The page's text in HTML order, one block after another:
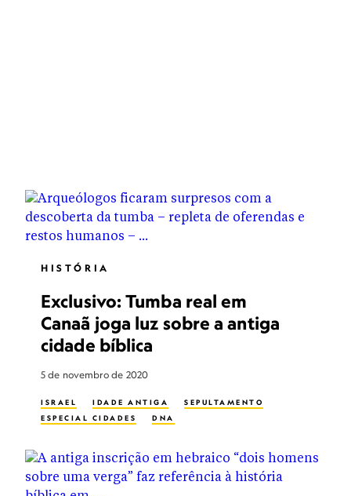
HISTÓRIA
Exclusivo: Tumba real em
Canaã joga luz sobre a antiga
cidade bíblica
5 de novembro de 2020
ISRAEL IDADE ANTIGA
SEPULTAMENTO
ESPECIAL CIDADES
DNA